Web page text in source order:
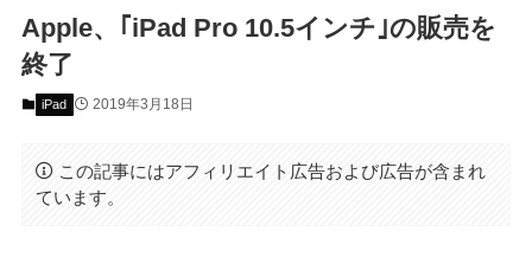
Apple、｢iPad Pro 10.5インチ｣の販売を
終了
iPad 2019年3月18日
この記事にはアフィリエイト広告および広告が含まれ
ています。